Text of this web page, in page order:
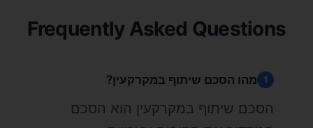
Frequently Asked Questions
1 מהו הסכם שיתוף במקרקעין?
הסכם שיתוף במקרקעין הוא הסכם